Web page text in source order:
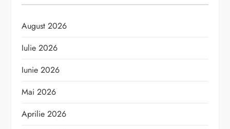
August 2026
Iulie 2026
Iunie 2026
Mai 2026
Aprilie 2026